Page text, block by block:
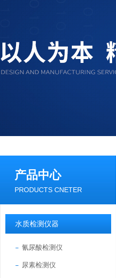
产品中心
PRODUCTS CNETER
水质检测仪器
氰尿酸检测仪
尿素检测仪